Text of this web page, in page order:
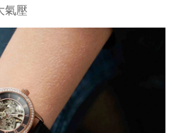
氣壓